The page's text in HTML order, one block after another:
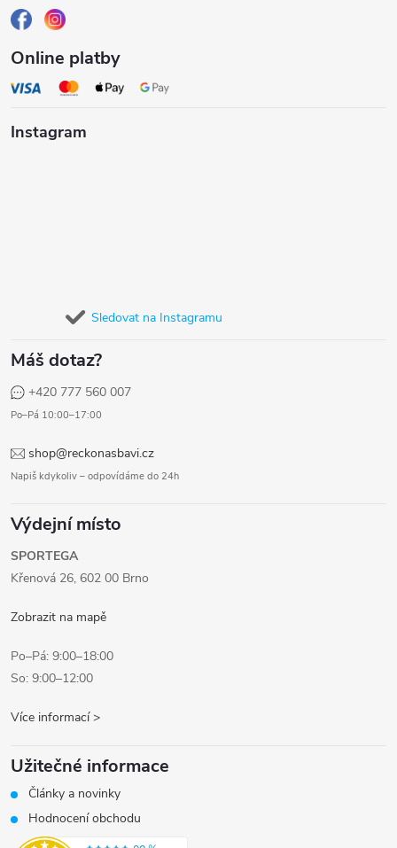
Online platby
Instagram
Sledovat na Instagramu
Máš dotaz?
+420 777 560 007
Po–Pá 10:00–17:00
shop@reckonasbavi.cz
Napiš kdykoliv – odpovídáme do 24h
Výdejní místo
SPORTEGA
Křenová 26, 602 00 Brno
Zobrazit na mapě
Po–Pá: 9:00–18:00
So: 9:00–12:00
Více informací >
Užitečné informace
Články a novinky
Hodnocení obchodu